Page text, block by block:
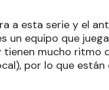
a esta serie y el
un equipo que
mucho ritmo
por lo que están